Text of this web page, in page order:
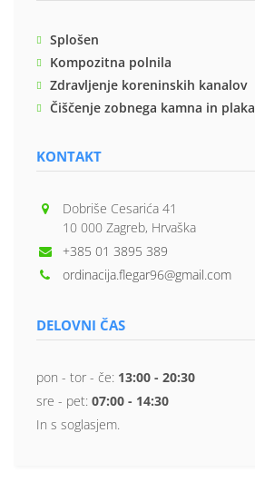
Splošen
Kompozitna polnila
Zdravljenje koreninskih kanalov
Čiščenje zobnega kamna in plaka
KONTAKT
Dobriše Cesarića 41
10 000 Zagreb, Hrvaška
+385 01 3895 389
ordinacija.flegar96@gmail.com
DELOVNI ČAS
pon - tor - če: 13:00 - 20:30
sre - pet: 07:00 - 14:30
In s soglasjem.